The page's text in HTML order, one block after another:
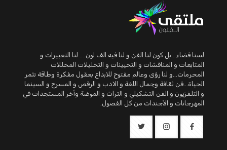
لسنا فضاء...بل كون لنا الفن و لنا فيه الف لون.... لنا التعبيرات و
المتابعات و المناقشات و التحيينات و التحليلات المحللات
المحرمات...و لنا رؤى وعالم مفتوح للابداع بعقول مفكرة وطاقة تثمر
الحياة...فن ثقافة وجمال اللغة و الادب و الرقص و المسرح و السينما
و التلفزيون و الفن التشكيلي و التراث و الموضة وأخر المستجدات في
المهرجانات و الأجندات من كل الفصول.